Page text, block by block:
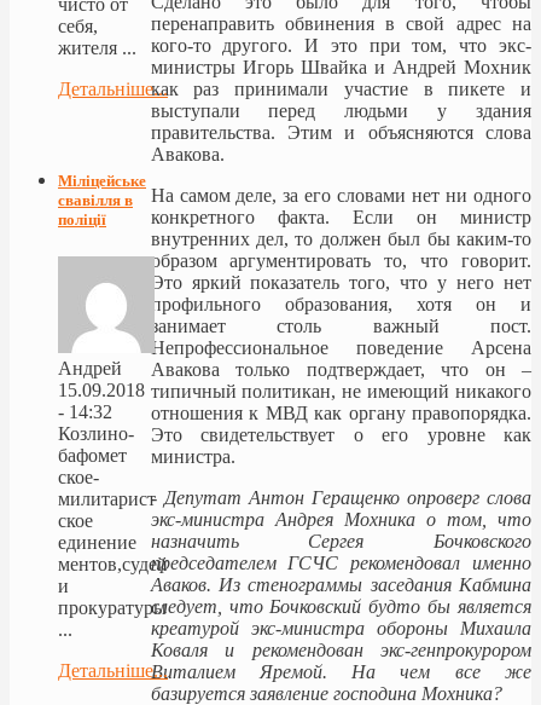
перенаправить обвинения в свой адрес на
кого-то другого. И это при том, что экс-
министры Игорь Швайка и Андрей Мохник
как раз принимали участие в пикете и
выступали перед людьми у здания
правительства. Этим и объясняются слова
Авакова.
На самом деле, за его словами нет ни одного
конкретного факта. Если он министр
внутренних дел, то должен был бы каким-то
образом аргументировать то, что говорит.
Это яркий показатель того, что у него нет
профильного образования, хотя он и
занимает столь важный пост.
Непрофессиональное поведение Арсена
Авакова только подтверждает, что он –
типичный политикан, не имеющий никакого
отношения к МВД как органу правопорядка.
Это свидетельствует о его уровне как
министра.
- Депутат Антон Геращенко опроверг слова
экс-министра Андрея Мохника о том, что
назначить Сергея Бочковского
председателем ГСЧС рекомендовал именно
Аваков. Из стенограммы заседания Кабмина
следует, что Бочковский будто бы является
креатурой экс-министра обороны Михаила
Коваля и рекомендован экс-генпрокурором
Виталием Яремой. На чем все же
базируется заявление господина Мохника?
чисто от
себя,
жителя ...
Детальніше...
Міліцейське
свавілля в
поліції
Андрей
15.09.2018
- 14:32
Козлино-
бафомет
ское-
милитарист
ское
единение
ментов,судей
и
прокуратуры
...
Детальніше...